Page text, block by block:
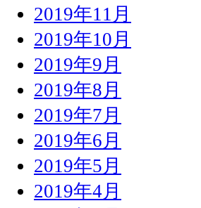
2019年11月
2019年10月
2019年9月
2019年8月
2019年7月
2019年6月
2019年5月
2019年4月